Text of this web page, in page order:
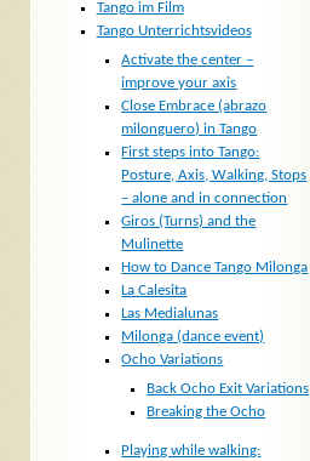
Tango im Film
Tango Unterrichtsvideos
Activate the center –
improve your axis
Close Embrace (abrazo
milonguero) in Tango
First steps into Tango:
Posture, Axis, Walking, Stops
– alone and in connection
Giros (Turns) and the
Mulinette
How to Dance Tango Milonga
La Calesita
Las Medialunas
Milonga (dance event)
Ocho Variations
Back Ocho Exit Variations
Breaking the Ocho
Playing while walking: